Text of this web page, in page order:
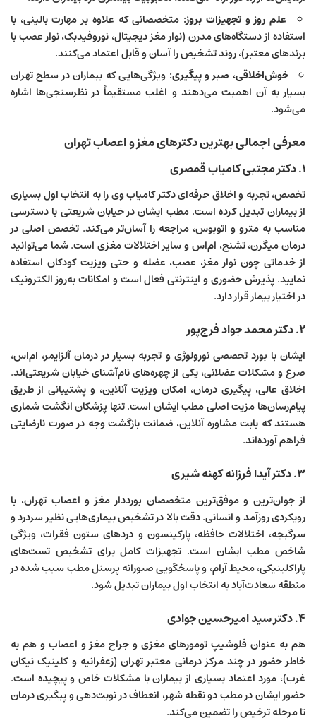
علم روز و تجهیزات بروز: متخصصانی که علاوه بر مهارت بالینی، با
استفاده از دستگاه‌های مدرن (نوار مغز دیجیتال، نوروفیدبک، نوار عصب با
برندهای معتبر)، روند تشخیص را آسان و قابل اعتماد می‌کنند.
خوش‌اخلاقی، صبر و پیگیری: ویژگی‌هایی که بیماران در سطح تهران
بسیار به آن اهمیت می‌دهند و اغلب مستقیماً در نظرسنجی‌ها اشاره
می‌شود.
معرفی اجمالی بهترین دکترهای مغز و اعصاب تهران
۱. دکتر مجتبی کامیاب قمصری
تخصص، تجربه و اخلاق حرفه‌ای دکتر کامیاب وی را به انتخاب اول بسیاری
از بیماران تبدیل کرده است. مطب ایشان در خیابان شریعتی با دسترسی
مناسب به مترو و اتوبوس، مراجعه را آسان‌تر می‌کند. تخصص اصلی در
درمان میگرن، تشنج، ام‌اس و سایر اختلالات مغزی است. شما می‌توانید
از خدماتی چون نوار مغز، عصب، عضله و حتی ویزیت کودکان استفاده
نمایید. پذیرش حضوری و اینترنتی فعال است و امکانات به‌روز الکترونیک
در اختیار بیمار قرار دارد.
۲. دکتر محمد جواد فرج‌پور
ایشان با بورد تخصصی نورولوژی و تجربه بسیار در درمان آلزایمر، ام‌اس،
صرع و مشکلات عضلانی، یکی از چهره‌های نام‌آشنای خیابان شریعتی‌اند.
اخلاق عالی، پیگیری درمان، امکان ویزیت آنلاین، و پشتیبانی از طریق
پیام‌رسان‌ها مزیت اصلی مطب ایشان است. تنها پزشکان انگشت شماری
هستند که بابت مشاوره آنلاین، ضمانت بازگشت وجه در صورت نارضایتی
فراهم آورده‌اند.
۳. دکتر آیدا فرزانه کهنه شیری
از جوان‌ترین و موفق‌ترین متخصصان بورددار مغز و اعصاب تهران، با
رویکردی روزآمد و انسانی. دقت بالا در تشخیص بیماری‌هایی نظیر سردرد و
سرگیجه، اختلالات حافظه، پارکینسون و دردهای ستون فقرات، ویژگی
شاخص مطب ایشان است. تجهیزات کامل برای تشخیص تست‌های
پاراکلینیکی، محیط آرام، و پاسخگویی صبورانه پرسنل مطب سبب شده در
منطقه سعادت‌آباد به انتخاب اول بیماران تبدیل شود.
۴. دکتر سید امیرحسین جوادی
هم به عنوان فلوشیپ تومورهای مغزی و جراح مغز و اعصاب و هم به
خاطر حضور در چند مرکز درمانی معتبر تهران (زعفرانیه و کلینیک نیکان
غرب)، مورد اعتماد بسیاری از بیماران با مشکلات خاص و پیچیده است.
حضور ایشان در مطب دو نقطه شهر، انعطاف در نوبت‌دهی و پیگیری درمان
تا مرحله ترخیص را تضمین می‌کند.